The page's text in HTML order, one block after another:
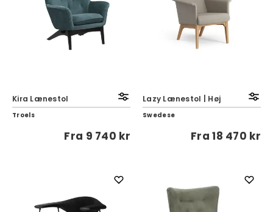
Kira Lænestol
Troels
Fra 9 740 kr
Lazy Lænestol | Høj
Swedese
Fra18 470 kr